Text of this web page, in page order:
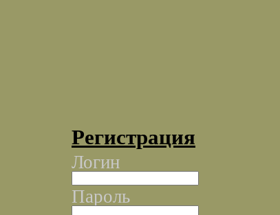
Регистрация
Логин
Пароль